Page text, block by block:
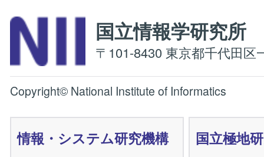
国立情報学研究
〒101-8430 東京都千代田区
Copyright© National Institute of Informatics
情報・システム研究機構 国立極地